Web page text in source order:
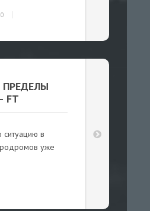
0
FT
ситуацию в
уже